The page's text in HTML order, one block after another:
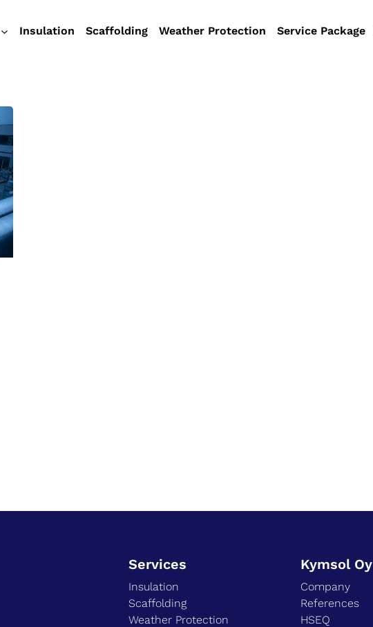
Insulation Scaffolding Weather Protection Service Package
Services
Insulation
Scaffolding
Weather Protection
Kymsol Oy
Company
References
HSEQ